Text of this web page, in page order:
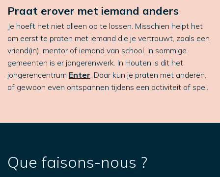
Praat erover met iemand anders
Je hoeft het niet alleen op te lossen. Misschien helpt het
om eerst te praten met iemand die je vertrouwt, zoals een
vriend(in), mentor of iemand van school. In sommige
gemeenten is er jongerenwerk. In Houten is dit het
jongerencentrum Enter. Daar kun je praten met anderen,
of gewoon even ontspannen tijdens een activiteit of spel.
Que faisons-nous ?